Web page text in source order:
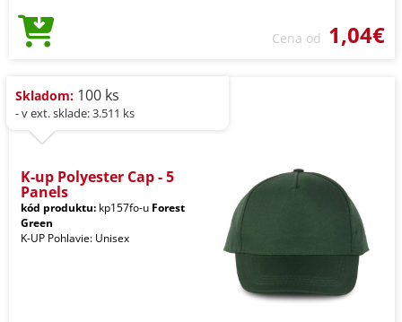
Cena od 1,04€
Skladom: 100 ks
- v ext. sklade: 3.511 ks
K-up Polyester Cap - 5
Panels
kód produktu: kp157fo-u Forest
Green
K-UP Pohlavie: Unisex